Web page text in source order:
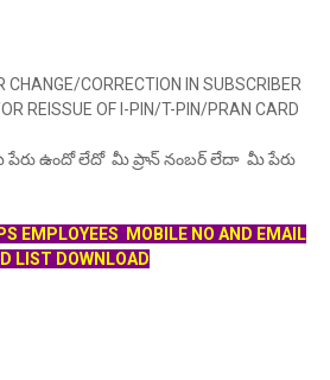
CHANGE/CORRECTION IN SUBSCRIBER
REISSUE OF I-PIN/T-PIN/PRAN CARD
పేరు ఉందో లేదో మీ ప్రాన్ నంబర్ లేదా మీ పేరు
EMPLOYEES MOBILE NO AND EMAIL
LIST DOWNLOAD